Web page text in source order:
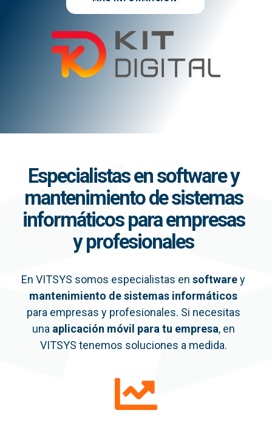
Especialistas en software y
mantenimiento de sistemas
informáticos para empresas
y profesionales
En VITSYS somos especialistas en softwarey
mantenimiento de sistemas informáticos
para empresas y profesionales. Si necesitas
una aplicación móvil para tu empresa, en
VITSYS tenemos soluciones a medida.